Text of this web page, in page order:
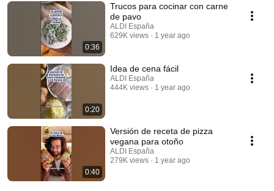
#QuéPocoCuestaComprarBien
0:36
Trucos para cocinar con carne
de pavo
ALDI España
629K views
1 year ago
0:20
Idea de cena fácil
ALDI España
444K views
1 year ago
0:40
Versión de receta de pizza
vegana para otoño
ALDI España
279K views
1 year ago